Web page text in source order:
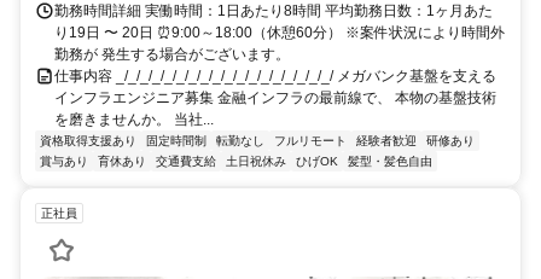
勤務時間詳細 実働時間：1日あたり8時間 平均勤務日数：1ヶ月あた
り19日 〜 20日 ⏰9:00～18:00（休憩60分） ※案件状況により時間外
勤務が 発生する場合がございます。
仕事内容 _/_/_/_/_/_/_/_/_/_/_/_/_/_/_/_/_/_/ メガバンク基盤を支える
インフラエンジニア募集 金融インフラの最前線で、 本物の基盤技術
を磨きませんか。 当社...
資格取得支援あり 固定時間制 転勤なし フルリモート 経験者歓迎
研修あり
賞与あり
育休あり 交通費支給 土日祝休み ひげOK 髪型・髪色自由
正社員